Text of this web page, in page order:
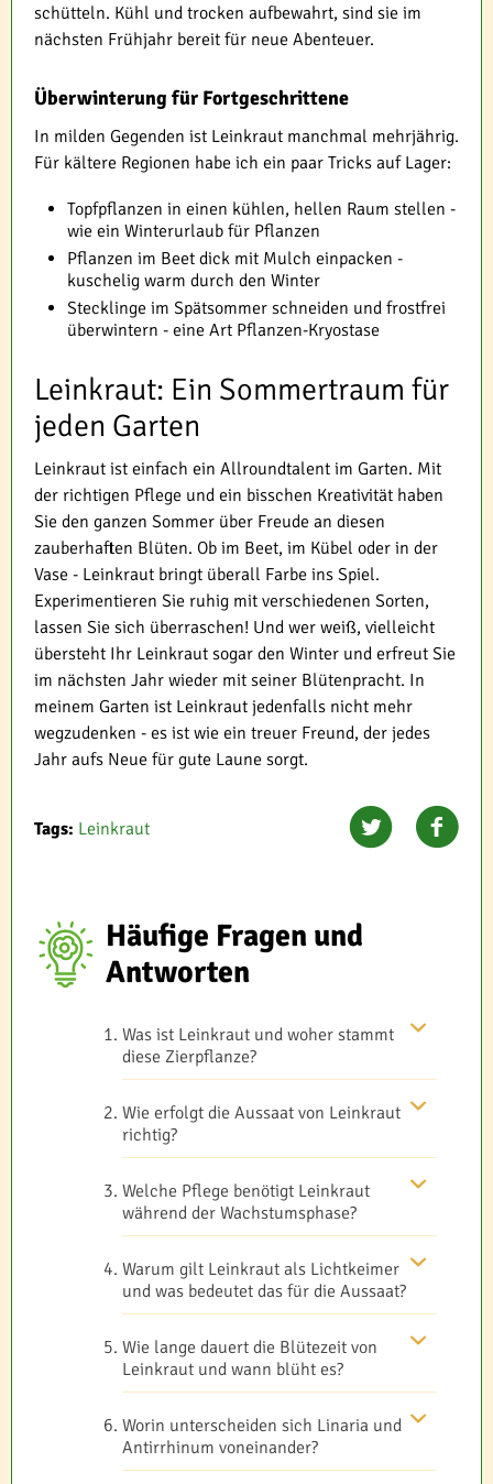
schütteln. Kühl und trocken aufbewahrt, sind sie im
nächsten Frühjahr bereit für neue Abenteuer.
Überwinterung für Fortgeschrittene
In milden Gegenden ist Leinkraut manchmal mehrjährig.
Für kältere Regionen habe ich ein paar Tricks auf Lager:
Topfpflanzen in einen kühlen, hellen Raum stellen -
wie ein Winterurlaub für Pflanzen
Pflanzen im Beet dick mit Mulch einpacken -
kuschelig warm durch den Winter
Stecklinge im Spätsommer schneiden und frostfrei
überwintern - eine Art Pflanzen-Kryostase
Leinkraut: Ein Sommertraum für
jeden Garten
Leinkraut ist einfach ein Allroundtalent im Garten. Mit
der richtigen Pflege und ein bisschen Kreativität haben
Sie den ganzen Sommer über Freude an diesen
zauberhaften Blüten. Ob im Beet, im Kübel oder in der
Vase - Leinkraut bringt überall Farbe ins Spiel.
Experimentieren Sie ruhig mit verschiedenen Sorten,
lassen Sie sich überraschen! Und wer weiß, vielleicht
übersteht Ihr Leinkraut sogar den Winter und erfreut Sie
im nächsten Jahr wieder mit seiner Blütenpracht. In
meinem Garten ist Leinkraut jedenfalls nicht mehr
wegzudenken - es ist wie ein treuer Freund, der jedes
Jahr aufs Neue für gute Laune sorgt.
Tags: Leinkraut
Häufige Fragen und
Antworten
Was ist Leinkraut und woher stammt
diese Zierpflanze?
Wie erfolgt die Aussaat von Leinkraut
richtig?
Welche Pflege benötigt Leinkraut
während der Wachstumsphase?
Warum gilt Leinkraut als Lichtkeimer
und was bedeutet das für die Aussaat?
Wie lange dauert die Blütezeit von
Leinkraut und wann blüht es?
Worin unterscheiden sich Linaria und
Antirrhinum voneinander?